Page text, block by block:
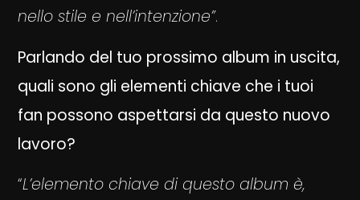
nello stile e nell’intenzione”.
Parlando del tuo prossimo album in uscita,
quali sono gli elementi chiave che i tuoi
fan possono aspettarsi da questo nuovo
lavoro?
“L’elemento chiave di questo album è,